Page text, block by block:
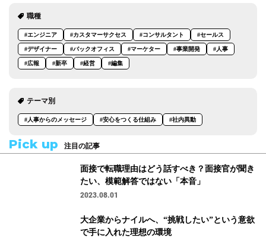
職種
#エンジニア #カスタマーサクセス #コンサルタント #セールス
#デザイナー #バックオフィス #マーケター #事業開発 #人事
#広報 #新卒 #経営 #編集
テーマ別
#人事からのメッセージ #安心をつくる仕組み #社内異動
Pick up 注目の記事
面接で転職理由はどう話すべき？面接官が聞き
たい、模範解答ではない「本音」
2023.08.01
大企業からナイルへ、“挑戦したい”という意欲
で手に入れた理想の環境